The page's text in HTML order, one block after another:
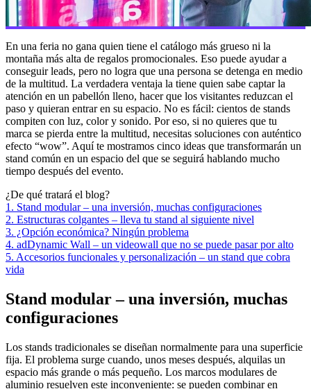
En una feria no gana quien tiene el catálogo más grueso ni la
montaña más alta de regalos promocionales. Eso puede ayudar a
conseguir leads, pero no logra que una persona se detenga en medio
de la multitud. La verdadera ventaja la tiene quien sabe captar la
atención en un pabellón lleno, hacer que los visitantes reduzcan el
paso y quieran entrar en su espacio. No es fácil: cientos de stands
compiten con luz, color y sonido. Por eso, si no quieres que tu
marca se pierda entre la multitud, necesitas soluciones con auténtico
efecto “wow”. Aquí te mostramos cinco ideas que transformarán un
stand común en un espacio del que se seguirá hablando mucho
tiempo después del evento.
¿De qué tratará el blog?
1. Stand modular – una inversión, muchas configuraciones
2. Estructuras colgantes – lleva tu stand al siguiente nivel
3. ¿Opción económica? Ningún problema
4. adDynamic Wall – un videowall que no se puede pasar por alto
5. Accesorios funcionales y personalización – un stand que cobra
vida
Stand modular – una inversión, muchas
configuraciones
Los stands tradicionales se diseñan normalmente para una superficie
fija. El problema surge cuando, unos meses después, alquilas un
espacio más grande o más pequeño. Los marcos modulares de
aluminio resuelven este inconveniente: se pueden combinar en